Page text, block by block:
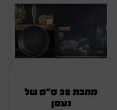
מחבת 28 ס"מ של
נעמן